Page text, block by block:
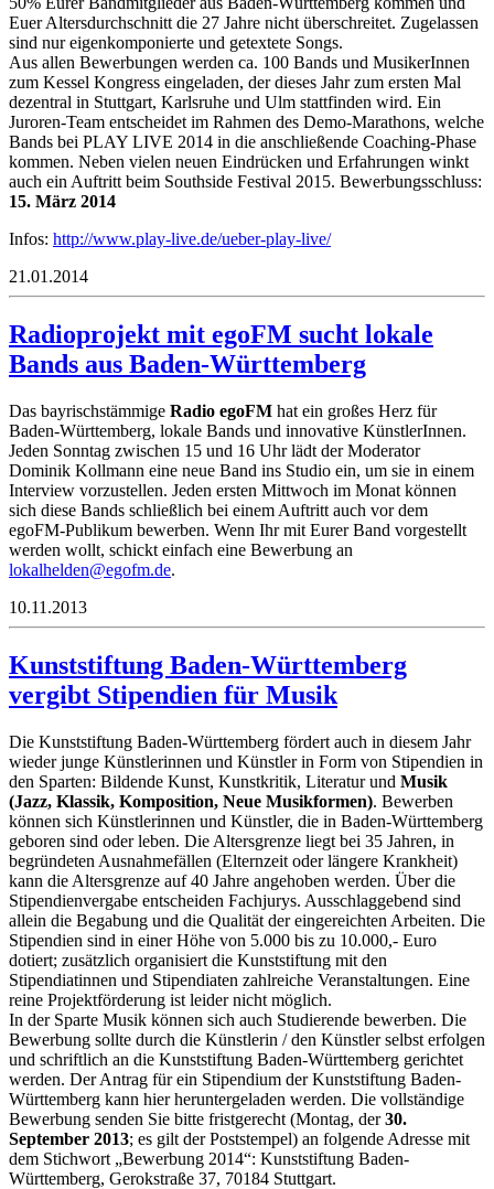
Euer Altersdurchschnitt die 27 Jahre nicht überschreitet. Zugelassen
sind nur eigenkomponierte und getextete Songs.
Aus allen Bewerbungen werden ca. 100 Bands und MusikerInnen
zum Kessel Kongress eingeladen, der dieses Jahr zum ersten Mal
dezentral in Stuttgart, Karlsruhe und Ulm stattfinden wird. Ein
Juroren-Team entscheidet im Rahmen des Demo-Marathons, welche
Bands bei PLAY LIVE 2014 in die anschließende Coaching-Phase
kommen. Neben vielen neuen Eindrücken und Erfahrungen winkt
auch ein Auftritt beim Southside Festival 2015. Bewerbungsschluss:
15. März 2014
Infos: http://www.play-live.de/ueber-play-live/
21.01.2014
Radioprojekt mit egoFM sucht lokale
Bands aus Baden-Württemberg
Das bayrischstämmige Radio egoFM hat ein großes Herz für
Baden-Württemberg, lokale Bands und innovative KünstlerInnen.
Jeden Sonntag zwischen 15 und 16 Uhr lädt der Moderator
Dominik Kollmann eine neue Band ins Studio ein, um sie in einem
Interview vorzustellen. Jeden ersten Mittwoch im Monat können
sich diese Bands schließlich bei einem Auftritt auch vor dem
egoFM-Publikum bewerben. Wenn Ihr mit Eurer Band vorgestellt
werden wollt, schickt einfach eine Bewerbung an
ed.mf
oge@n
edleh
lakol
.
10.11.2013
Kunststiftung Baden-Württemberg
vergibt Stipendien für Musik
Die Kunststiftung Baden-Württemberg fördert auch in diesem Jahr
wieder junge Künstlerinnen und Künstler in Form von Stipendien in
den Sparten: Bildende Kunst, Kunstkritik, Literatur und Musik
(Jazz, Klassik, Komposition, Neue Musikformen). Bewerben
können sich Künstlerinnen und Künstler, die in Baden-Württemberg
geboren sind oder leben. Die Altersgrenze liegt bei 35 Jahren, in
begründeten Ausnahmefällen (Elternzeit oder längere Krankheit)
kann die Altersgrenze auf 40 Jahre angehoben werden. Über die
Stipendienvergabe entscheiden Fachjurys. Ausschlaggebend sind
allein die Begabung und die Qualität der eingereichten Arbeiten. Die
Stipendien sind in einer Höhe von 5.000 bis zu 10.000,- Euro
dotiert; zusätzlich organisiert die Kunststiftung mit den
Stipendiatinnen und Stipendiaten zahlreiche Veranstaltungen. Eine
reine Projektförderung ist leider nicht möglich.
In der Sparte Musik können sich auch Studierende bewerben. Die
Bewerbung sollte durch die Künstlerin / den Künstler selbst erfolgen
und schriftlich an die Kunststiftung Baden-Württemberg gerichtet
werden. Der Antrag für ein Stipendium der Kunststiftung Baden-
Württemberg kann hier heruntergeladen werden. Die vollständige
Bewerbung senden Sie bitte fristgerecht (Montag, der30.
September 2013; es gilt der Poststempel) an folgende Adresse mit
dem Stichwort „Bewerbung 2014“: Kunststiftung Baden-
Württemberg, Gerokstraße 37, 70184 Stuttgart.